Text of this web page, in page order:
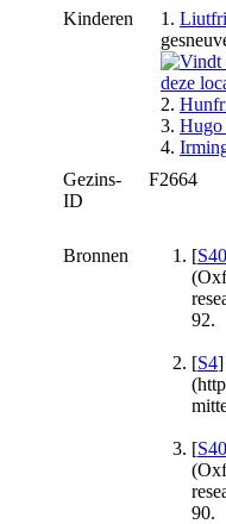
Kinderen
1.
2.
3. Hugo
4.
Gezins-
ID
F2664
Bronnen [S40
92.
[S4]
[S40
90.